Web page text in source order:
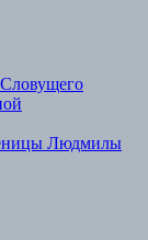
Людмилы